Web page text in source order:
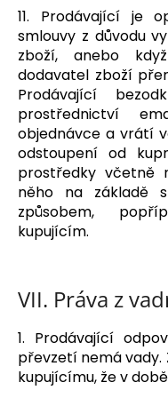
11. Prodávající je
smlouvy z důvodu
zboží, anebo
dodavatel zboží
Prodávající
prostřednictví
objednávce a vrátí
odstoupení od
prostředky včetně
něho na základě
způsobem,
kupujícím.
VII. Práva z
1. Prodávající
převzetí nemá
kupujícímu, že v